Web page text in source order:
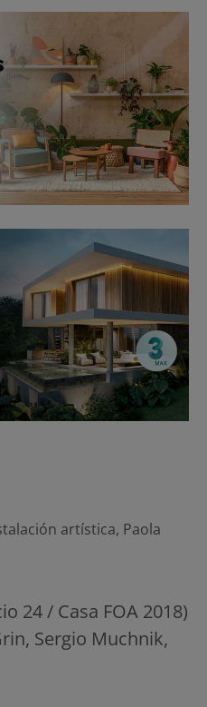
artística, Paola
24 / Casa FOA 2018)
Sergio Muchnik,